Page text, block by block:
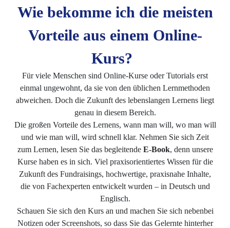
Wie bekomme ich die meisten
Vorteile aus einem Online-
Kurs?
Für viele Menschen sind Online-Kurse oder Tutorials erst
einmal ungewohnt, da sie von den üblichen Lernmethoden
abweichen. Doch die Zukunft des lebenslangen Lernens liegt
genau in diesem Bereich.
Die großen Vorteile des Lernens, wann man will, wo man will
und wie man will, wird schnell klar. Nehmen Sie sich Zeit
zum Lernen, lesen Sie das begleitende E-Book, denn unsere
Kurse haben es in sich. Viel praxisorientiertes Wissen für die
Zukunft des Fundraisings, hochwertige, praxisnahe Inhalte,
die von Fachexperten entwickelt wurden – in Deutsch und
Englisch.
Schauen Sie sich den Kurs an und machen Sie sich nebenbei
Notizen oder Screenshots, so dass Sie das Gelernte hinterher